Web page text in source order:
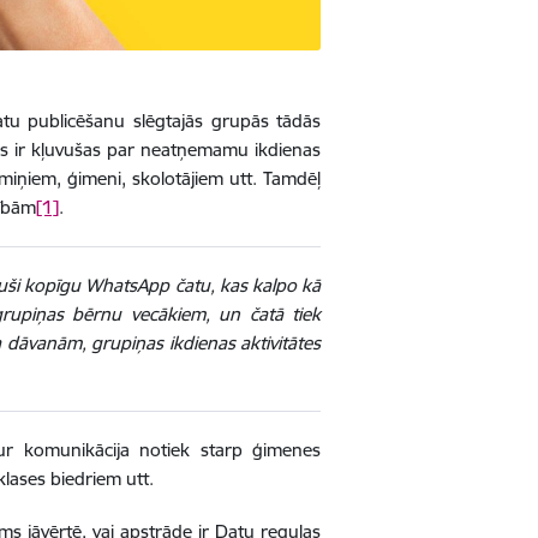
publicēšanu slēgtajās grupās tādās
ir kļuvušas par neatņemamu ikdienas
ģimeni, skolotājiem utt. Tamdēļ
[1].
kopīgu WhatsApp čatu, kas kalpo kā
bērnu vecākiem, un čatā tiek
grupiņas ikdienas aktivitātes
komunikācija notiek starp ģimenes
biedriem utt.
jāvērtē, vai apstrāde ir Datu regulas